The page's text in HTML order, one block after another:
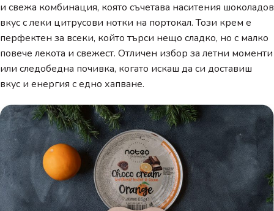
и свежа комбинация, която съчетава наситения шоколадов
вкус с леки цитрусови нотки на портокал. Този крем е
перфектен за всеки, който търси нещо сладко, но с малко
повече лекота и свежест. Отличен избор за летни моменти
или следобедна почивка, когато искаш да си доставиш
вкус и енергия с едно хапване.